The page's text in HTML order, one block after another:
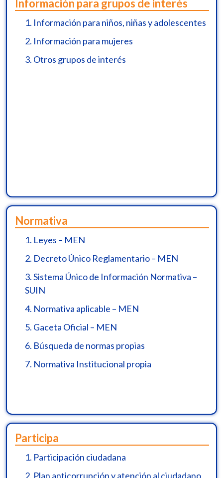
Información para grupos de interés
1. Información para niños, niñas y adolescentes
2. Información para mujeres
3. Otros grupos de interés
Normativa
1. Leyes – MEN
2. Decreto Único Reglamentario – MEN
3.Sistema Único de Información Normativa –
SUIN
4. Normativa aplicable – MEN
5. Gaceta Oficial – MEN
6. Búsqueda de normas propias
7. Normativa Institucional propia
Participa
1. Participación ciudadana
2. Plan anticorrupción y atención al ciudadano